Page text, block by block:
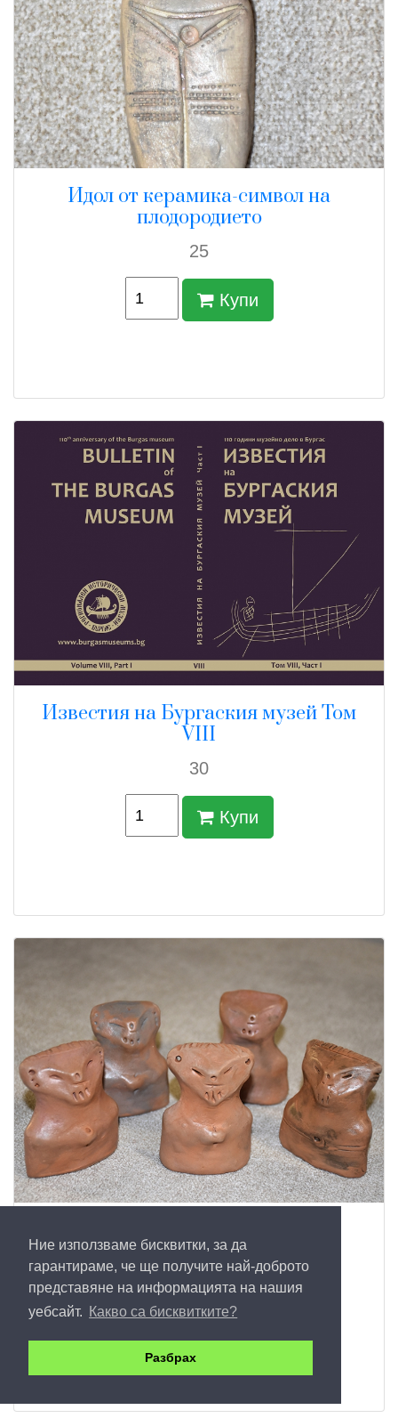
Ние използваме бисквитки, за да
гарантираме, че ще получите най-доброто
представяне на информацията на нашия
уебсайт.
Какво са бисквитките?
Разбрах
Идол от керамика-символ на
плодородието
25
Купи
Известия на Бургаския музей Том
VIII
30
Купи
30
Купи